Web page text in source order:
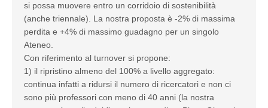
si possa muovere entro un corridoio di sostenibilità
(anche triennale). La nostra proposta è -2% di massima
perdita e +4% di massimo guadagno per un singolo
Ateneo.
Con riferimento al turnover si propone:
1) il ripristino almeno del 100% a livello aggregato:
continua infatti a ridursi il numero di ricercatori e non ci
sono più professori con meno di 40 anni (la nostra